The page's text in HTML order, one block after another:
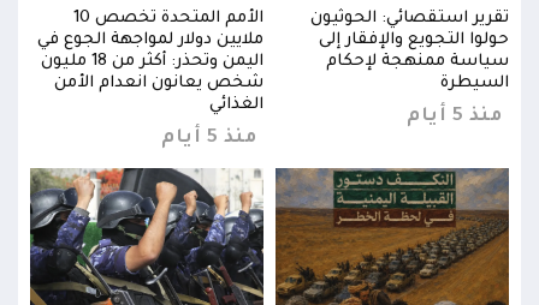
تقرير استقصائي: الحوثيون
حولوا التجويع والإفقار إلى
سياسة ممنهجة لإحكام
السيطرة
منذ 5 أيام
الأمم المتحدة تخصص 10
ملايين دولار لمواجهة الجوع في
اليمن وتحذر: أكثر من 18 مليون
شخص يعانون انعدام الأمن
الغذائي
منذ 5 أيام